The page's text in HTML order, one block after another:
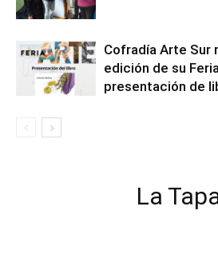
Cofradía Arte Sur
edición de su
presentación de
La